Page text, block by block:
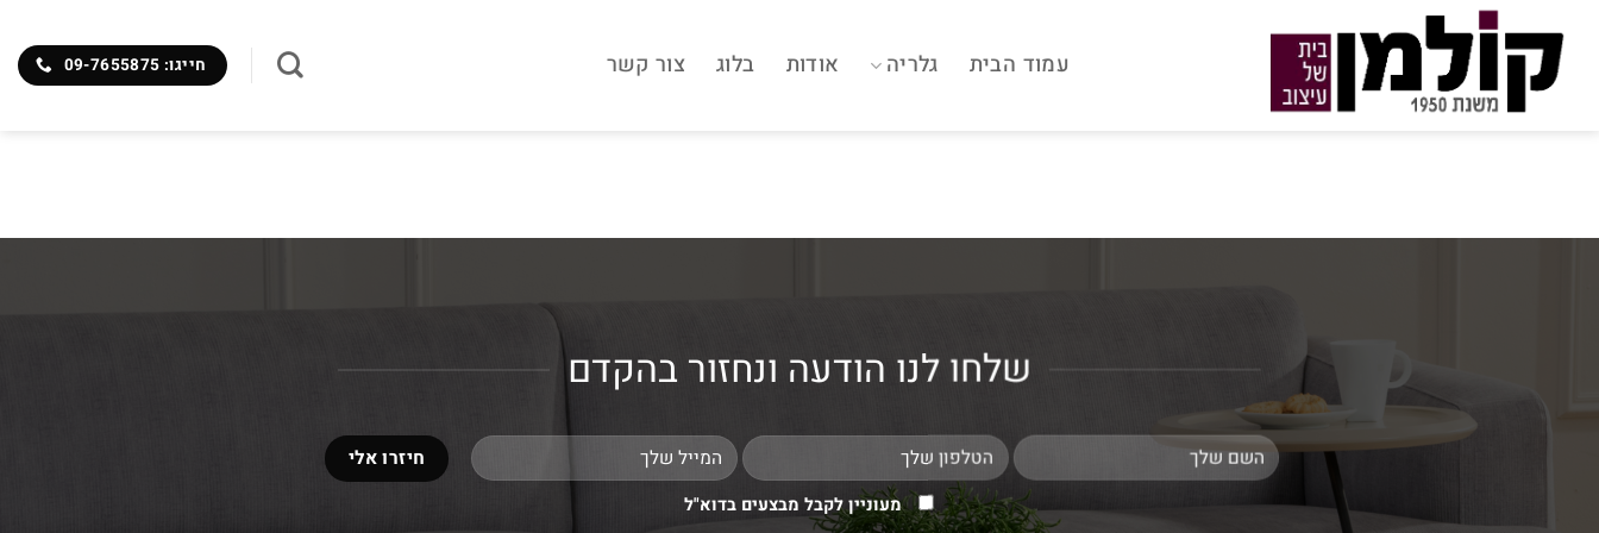
content
עמוד הבית גלריה אודות בלוג צור קשר חייגו: 09-7655875
שלחו לנו הודעה ונחזור בהקדם
מעוניין לקבל מבצעים בדוא"ל